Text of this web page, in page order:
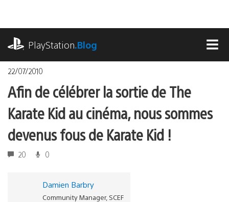
contenu
PlayStation.Blog
22/07/2010
Afin de célébrer la sortie de The
Karate Kid au cinéma, nous sommes
devenus fous de Karate Kid !
20 0
Damien Barbry
Community Manager, SCEF